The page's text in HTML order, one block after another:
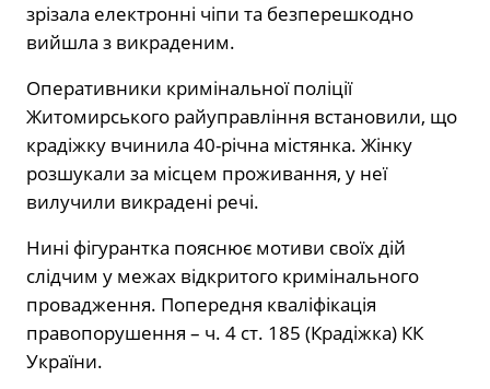
зрізала електронні чіпи та безперешкодно
вийшла з викраденим.
Оперативники кримінальної поліції
Житомирського райуправління встановили, що
крадіжку вчинила 40-річна містянка. Жінку
розшукали за місцем проживання, у неї
вилучили викрадені речі.
Нині фігурантка пояснює мотиви своїх дій
слідчим у межах відкритого кримінального
провадження. Попередня кваліфікація
правопорушення – ч. 4 ст. 185 (Крадіжка) КК
України.